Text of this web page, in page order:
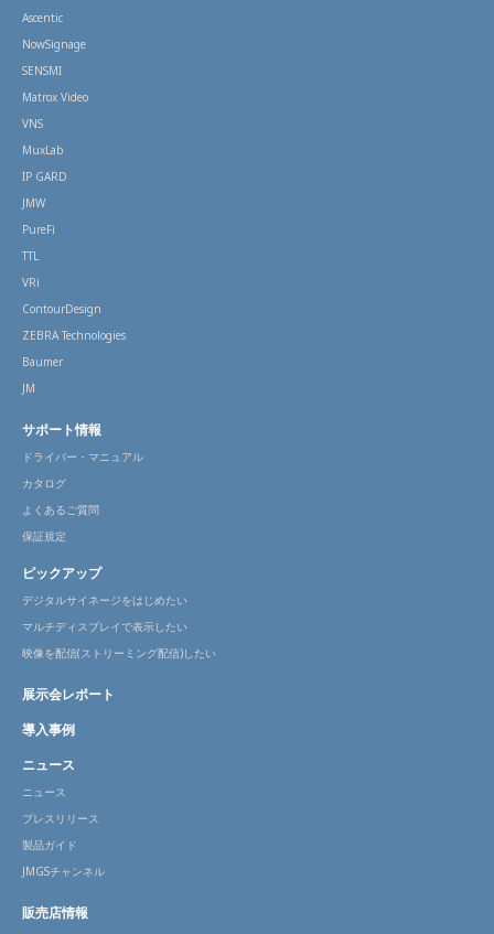
Ascentic
NowSignage
SENSMI
Matrox Video
VNS
MuxLab
IP GARD
JMW
PureFi
TTL
VRi
ContourDesign
ZEBRA Technologies
Baumer
JM
サポート情報
ドライバー・マニュアル
カタログ
よくあるご質問
保証規定
ピックアップ
デジタルサイネージをはじめたい
マルチディスプレイで表示したい
映像を配信(ストリーミング配信)したい
展示会レポート
導入事例
ニュース
ニュース
プレスリリース
製品ガイド
JMGSチャンネル
販売店情報